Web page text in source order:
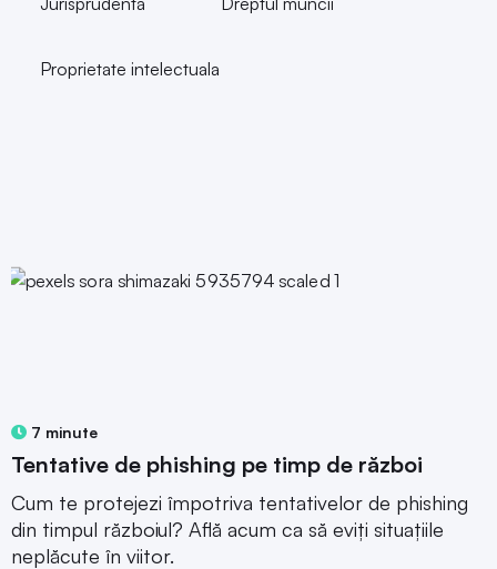
Proprietate intelectuala
7 minute
Tentative de phishing pe timp de război
Cum te protejezi împotriva tentativelor de phishing
din timpul războiul? Află acum ca să eviți situațiile
neplăcute în viitor.